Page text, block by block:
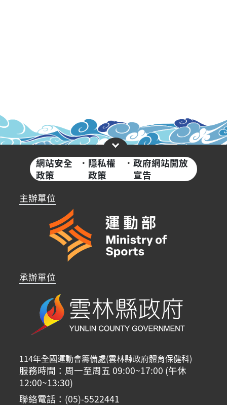
網站安全
政策
· 隱私權
政策
·政府網站開放
宣告
主辦單位
承辦單位
114年全國運動會籌備處(雲林縣政府體育保健科)
服務時間：周一至周五 09:00~17:00 (午休
12:00~13:30)
聯絡電話：(05)-5522441